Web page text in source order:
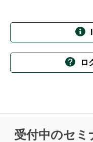
ロ
受付中のセミ